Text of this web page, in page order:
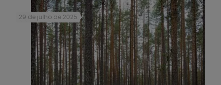
29 de julho de 2025